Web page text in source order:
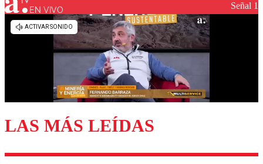
Los comentarios son moderados para garantizar un
diálogo respetuoso.
Enviar comentario
EN VIVO Señal 1
LAS MÁS LEÍDAS